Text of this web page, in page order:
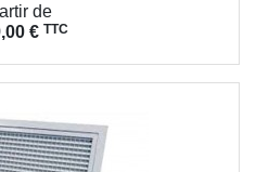
de
€ TTC